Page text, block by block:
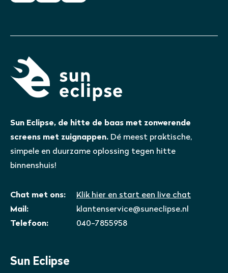
Sun Eclipse, de hitte de baas met zonwerende
screens met zuignappen. Dé meest praktische,
simpele en duurzame oplossing tegen hitte
binnenshuis!
Chat met ons:
Klik hier en start een live chat
Mail:
klantenservice@suneclipse.nl
Telefoon:
040-7855958
Sun Eclipse